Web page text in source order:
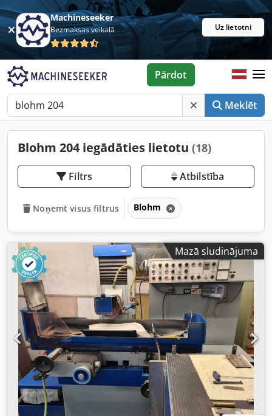
Machineseeker
Bezmaksas veikalā Uz lietotni
Meklēt
Pārdot
Blohm 204 iegādāties lietotu (18)
Filtrs Atbilstība
Noņemt visus filtrus Blohm
Mazā sludinājuma